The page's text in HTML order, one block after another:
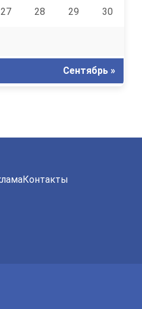
27 28 29 30
Сентябрь »
Контакты